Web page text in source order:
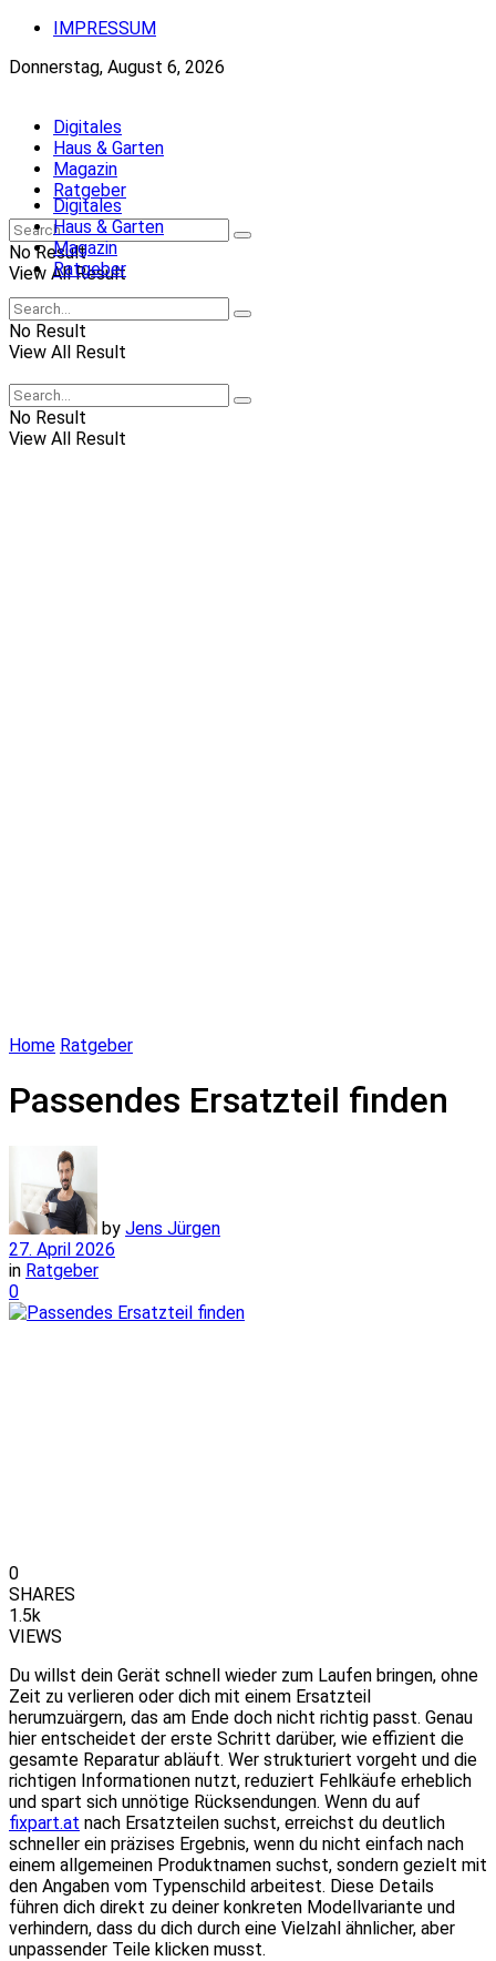
IMPRESSUM
Donnerstag, August 6, 2026
Digitales
Haus & Garten
Magazin
Ratgeber
No Result
View All Result
Digitales
Haus & Garten
Magazin
Ratgeber
No Result
View All Result
No Result
View All Result
Home Ratgeber
Passendes Ersatzteil finden
by Jens Jürgen
27. April 2026
in Ratgeber
0
0
SHARES
1.5k
VIEWS
Du willst dein Gerät schnell wieder zum Laufen bringen, ohne
Zeit zu verlieren oder dich mit einem Ersatzteil
herumzuärgern, das am Ende doch nicht richtig passt. Genau
hier entscheidet der erste Schritt darüber, wie effizient die
gesamte Reparatur abläuft. Wer strukturiert vorgeht und die
richtigen Informationen nutzt, reduziert Fehlkäufe erheblich
und spart sich unnötige Rücksendungen. Wenn du auf
fixpart.at nach Ersatzteilen suchst, erreichst du deutlich
schneller ein präzises Ergebnis, wenn du nicht einfach nach
einem allgemeinen Produktnamen suchst, sondern gezielt mit
den Angaben vom Typenschild arbeitest. Diese Details
führen dich direkt zu deiner konkreten Modellvariante und
verhindern, dass du dich durch eine Vielzahl ähnlicher, aber
unpassender Teile klicken musst.